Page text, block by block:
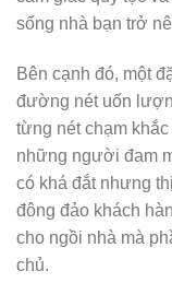
sống nhà bạn trở
Bên cạnh đó, một
đường nét uốn
từng nét chạm
những người đam
có khá đắt nhưng
đông đảo khách
cho ngồi nhà mà
chủ.